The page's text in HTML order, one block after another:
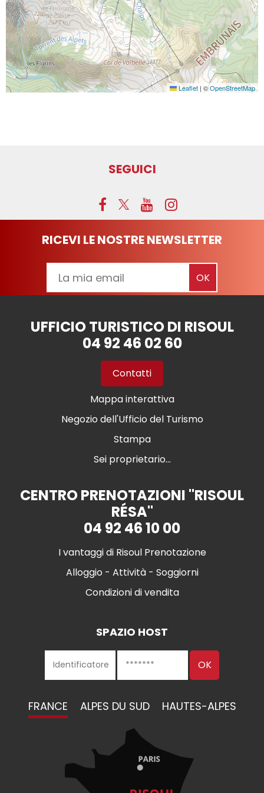
Leaflet | ©OpenStreetMap
SEGUICI
RICEVI LE NOSTRE NEWSLETTER
UFFICIO TURISTICO DI RISOUL
04 92 46 02 60
Contatti
Mappa interattiva
Negozio dell'Ufficio del Turismo
Stampa
Sei proprietario...
CENTRO PRENOTAZIONI "RISOUL
RÉSA"
04 92 46 10 00
I vantaggi di Risoul Prenotazione
Alloggio - Attività - Soggiorni
Condizioni di vendita
SPAZIO HOST
FRANCE ALPES DU SUD HAUTES-ALPES